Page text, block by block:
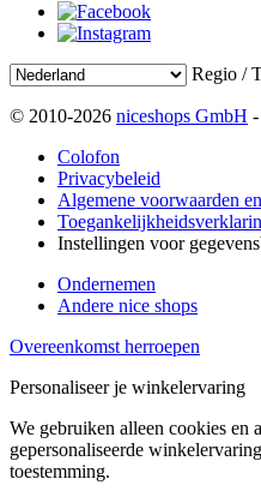
Regio /
© 2010-2026 niceshops GmbH
Colofon
Privacybeleid
Algemene voorwaarden
Instellingen voor
Ondernemen
Andere nice shops
Overeenkomst herroepen
Personaliseer je winkelervaring
We gebruiken alleen cookies en
gepersonaliseerde
toestemming.